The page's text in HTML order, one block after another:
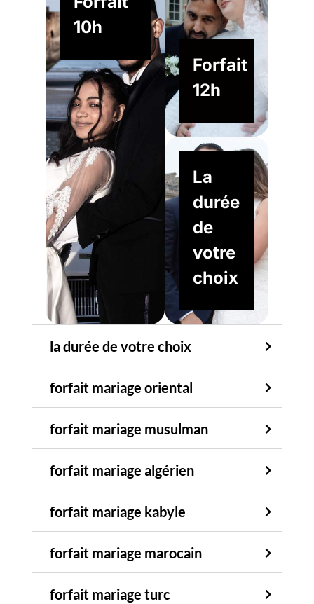
10h
Forfait
12h
La
durée
de
votre
choix
la durée de votre choix
forfait mariage oriental
forfait mariage musulman
forfait mariage algérien
forfait mariage kabyle
forfait mariage marocain
forfait mariage turc